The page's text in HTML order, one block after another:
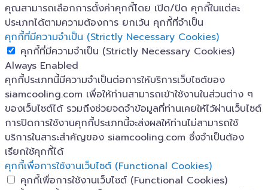
คุณสามารถเลือกการตั้งค่าคุกกี้โดย เปิด/ปิด คุกกี้ในแต่ละ
ประเภทได้ตามความต้องการ ยกเว้น คุกกี้ที่จำเป็น
คุกกี้ที่มีความจำเป็น (Strictly Necessary Cookies)
คุกกี้ที่มีความจำเป็น (Strictly Necessary Cookies)
Always Enabled
คุกกี้ประเภทนี้มีความจำเป็นต่อการให้บริการเว็บไซต์ของ
siamcooling.com เพื่อให้ท่านสามารถเข้าใช้งานในส่วนต่าง ๆ
ของเว็บไซต์ได้ รวมถึงช่วยจดจำข้อมูลที่ท่านเคยให้ไว้ผ่านเว็บไซต์
การปิดการใช้งานคุกกี้ประเภทนี้จะส่งผลให้ท่านไม่สามารถใช้
บริการในสาระสำคัญของ siamcooling.com ซึ่งจำเป็นต้อง
เรียกใช้คุกกี้ได้
คุกกี้เพื่อการใช้งานเว็บไซต์ (Functional Cookies)
คุกกี้เพื่อการใช้งานเว็บไซต์ (Functional Cookies)